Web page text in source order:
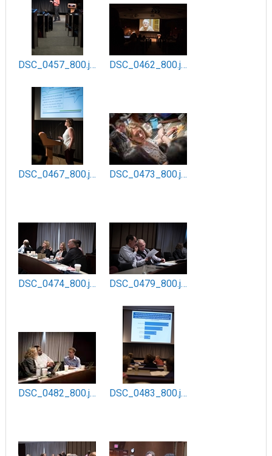
DSC_0457_800.jpg DSC_0462_800.jpg
DSC_0467_800.jpg DSC_0473_800.jpg
DSC_0474_800.jpg DSC_0479_800.jpg
DSC_0482_800.jpg DSC_0483_800.jpg